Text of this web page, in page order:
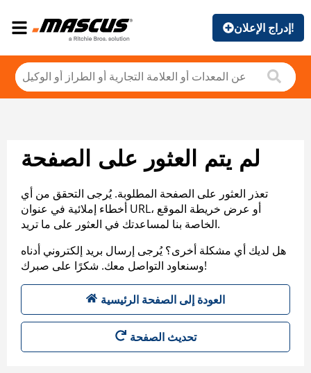
إدراج الإعلان!
لم يتم العثور على الصفحة
تعذر العثور على الصفحة المطلوبة. يُرجى التحقق من أي
أخطاء إملائية في عنوان URL، أو عرض خريطة الموقع
الخاصة بنا لمساعدتك في العثور على ما تريد.
هل لديك أي مشكلة أخرى؟ يُرجى إرسال بريد إلكتروني أدناه
وسنعاود التواصل معك. شكرًا على صبرك!
العودة إلى الصفحة الرئيسية
تحديث الصفحة